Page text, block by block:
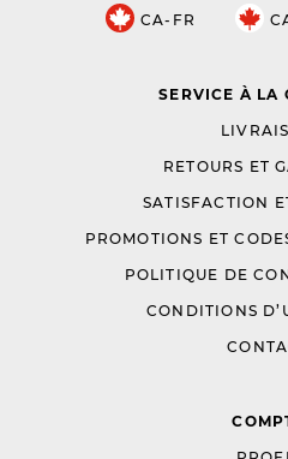
CA-FR
SERVICE À LA
RETOURS ET
SATISFACTION
PROMOTIONS ET
POLITIQUE DE
CONDITIONS